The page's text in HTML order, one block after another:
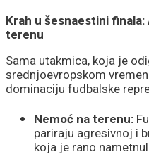
Krah u šesnaestini
terenu
Sama utakmica, koja je
srednjoevropskom
dominaciju fudbalske
Nemoć na terenu:
pariraju agresivnoj i
koja je rano